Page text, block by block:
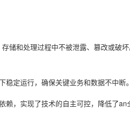
储和处理过程中不被泄露、篡改或破
定运行，确保关键业务和数据不中断。
，实现了技术的自主可控，降低了an